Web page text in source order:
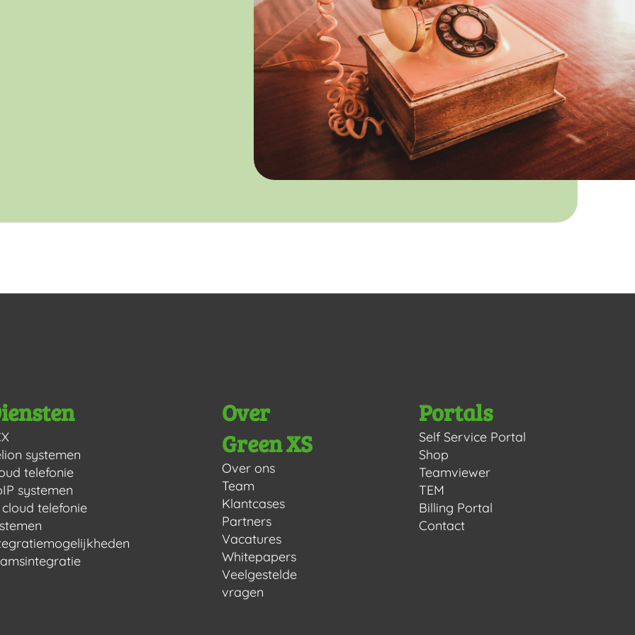
systemen
telefonie
systemen
telefonie
Over
Green XS
Over ons
Team
Klantcases
Partners
Vacatures
Whitepapers
Veelgestelde
vragen
Portals
Self Service Portal
Shop
Teamviewer
TEM
Billing Portal
Contact